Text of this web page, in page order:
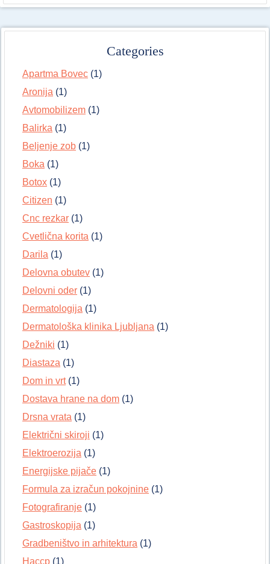
Categories
Apartma Bovec (1)
Aronija (1)
Avtomobilizem (1)
Balirka (1)
Beljenje zob (1)
Boka (1)
Botox (1)
Citizen (1)
Cnc rezkar (1)
Cvetlična korita (1)
Darila (1)
Delovna obutev (1)
Delovni oder (1)
Dermatologija (1)
Dermatološka klinika Ljubljana (1)
Dežniki (1)
Diastaza (1)
Dom in vrt(1)
Dostava hrane na dom (1)
Drsna vrata (1)
Električni skiroji (1)
Elektroerozija (1)
Energijske pijače (1)
Formula za izračun pokojnine (1)
Fotografiranje (1)
Gastroskopija (1)
Gradbeništvo in arhitektura (1)
Haccp (1)